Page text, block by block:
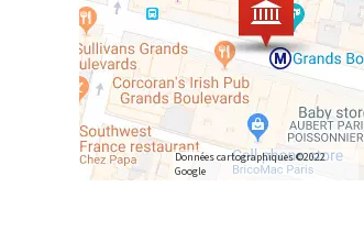
Données cartographiques ©2022
Google